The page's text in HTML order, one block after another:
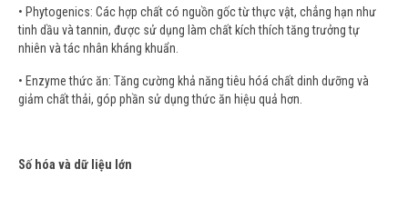
• Phytogenics: Các hợp chất có nguồn gốc từ thực vật, chẳng hạn như
tinh dầu và tannin, được sử dụng làm chất kích thích tăng trưởng tự
nhiên và tác nhân kháng khuẩn.
• Enzyme thức ăn: Tăng cường khả năng tiêu hóá chất dinh dưỡng và
giảm chất thải, góp phần sử dụng thức ăn hiệu quả hơn.
Số hóa và dữ liệu lớn